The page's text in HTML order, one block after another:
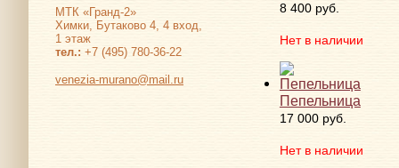
МТК «Гранд-2»
Химки, Бутаково 4, 4 вход,
1 этаж
тел.: +7 (495) 780-36-22
venezia-murano@mail.ru
8 400 руб.
Нет в наличии
Пепельница
17 000 руб.
Нет в наличии